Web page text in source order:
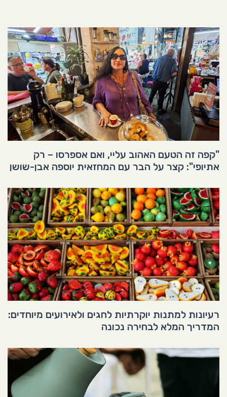
"קפה זה הטעם האהוב עליי, ואם אספרסו – רק
אתיופי": קצר על הבר עם המחזאית יוספה אבן-שושן
רעיונות למתנות יוקרתיות לחגים ולאירועים מיוחדים:
המדריך המלא לבחירה נכונה